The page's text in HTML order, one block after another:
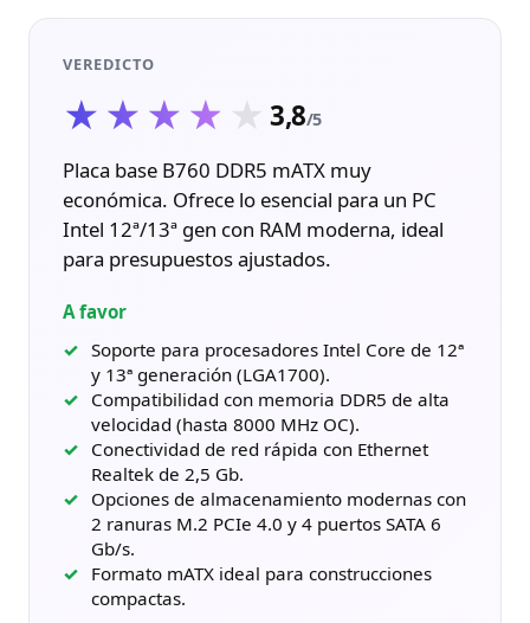
VEREDICTO
★★★★★
★★★★★3,8/5
Placa base B760 DDR5 mATX muy
económica. Ofrece lo esencial para un PC
Intel 12ª/13ª gen con RAM moderna, ideal
para presupuestos ajustados.
A favor
Soporte para procesadores Intel Core de 12ª
y 13ª generación (LGA1700).
Compatibilidad con memoria DDR5 de alta
velocidad (hasta 8000 MHz OC).
Conectividad de red rápida con Ethernet
Realtek de 2,5 Gb.
Opciones de almacenamiento modernas con
2 ranuras M.2 PCIe 4.0 y 4 puertos SATA 6
Gb/s.
Formato mATX ideal para construcciones
compactas.